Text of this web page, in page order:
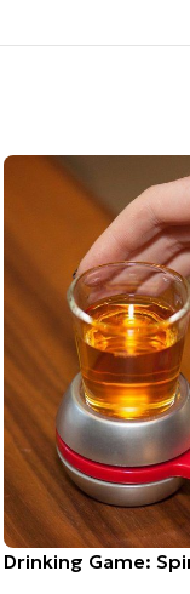
Drinking Game: